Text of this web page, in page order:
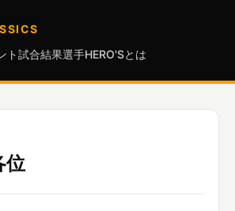
ト試合結果選手HERO'Sとは
位